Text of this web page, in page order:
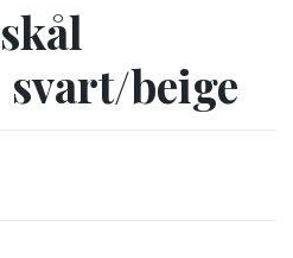
svart/beige